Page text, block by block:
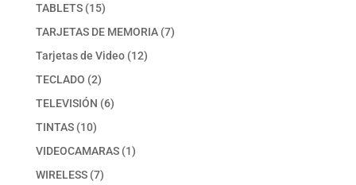
TABLETS 1515
productos
TARJETAS DE MEMORIA 77
Tarjetas de Video 1212
TECLADO 22
productos
TELEVISIÓN 66
TINTAS 1010
productos
VIDEOCAMARAS 11
WIRELESS 77